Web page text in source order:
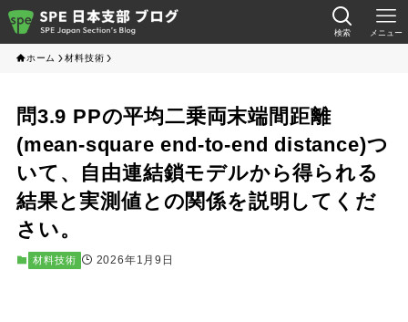
検索 メニュー
ホーム 材料技術
問3.9 PPの平均二乗両末端間距離
(mean-square end-to-end distance)つ
いて、自由連結鎖モデルから得られる
結果と実測値との関係を説明してくだ
さい。
材料技術 2026年1月9日